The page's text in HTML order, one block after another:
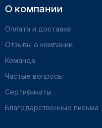
О компании
Оплата и доставка
Отзывы о компании
Команда
Частые вопросы
Сертификаты
Благодарственные письма